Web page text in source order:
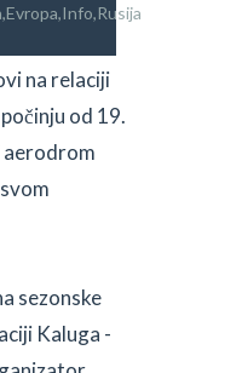
,Evropa,Info,Rusija
na relaciji
od 19.
aerodrom
sezonske
Kaluga -